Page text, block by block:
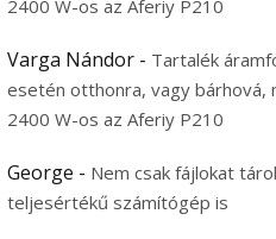
2400 W-os az Aferiy P210
Varga Nándor - Tartalék
esetén otthonra, vagy bárhová,
2400 W-os az Aferiy P210
George - Nem csak fájlokat
teljesértékű számítógép is